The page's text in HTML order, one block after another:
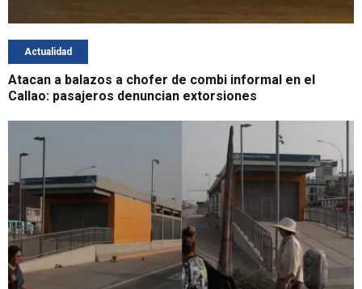
Actualidad
Atacan a balazos a chofer de combi informal en el
Callao: pasajeros denuncian extorsiones